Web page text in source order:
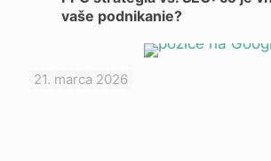
vaše podnikanie?
21. marca 2026